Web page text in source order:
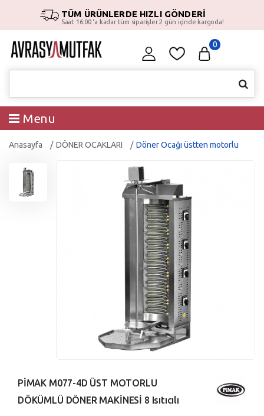
TÜM ÜRÜNLERDE HIZLI GÖNDERİ
Saat 16:00 ‘a kadar tüm siparişler 2 gün içinde kargoda!
0
Menu
Anasayfa DÖNER OCAKLARI Döner Ocağı üstten motorlu
PİMAK M077-4D ÜST MOTORLU
DÖKÜMLÜ DÖNER MAKİNESİ 8 Isıtıcılı